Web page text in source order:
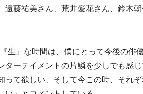
藤祐美さん、荒井愛花さん、鈴木
』な時間は、僕にとって今後の俳
ーテイメントの片鱗を少しでも感
て欲しい、そして今この時、それ